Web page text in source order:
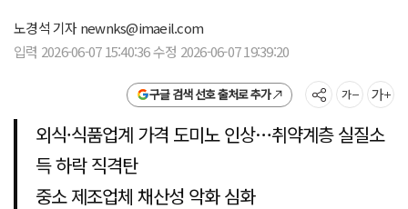
노경석 기자newnks@imaeil.com
입력 2026-06-07 15:40:36 수정 2026-06-07 19:39:20
구글 검색 선호 출처로 추가
외식·식품업계 가격 도미노 인상…취약계층 실질소
득 하락 직격탄
중소 제조업체 채산성 악화 심화